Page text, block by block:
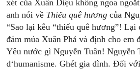
xét của Xuân Diệu không ngoa
anh nói về Thiếu quê hương của
“Sao lại kêu “thiếu quê hương”!
đám múa Xuân Phả và định cho em
Yêu nước gì Nguyễn Tuân! Nguyễn
d‘humanisme. Ghét gia đình. Đối